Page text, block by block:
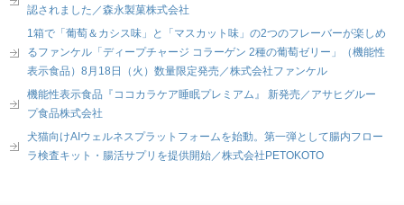
認されました／森永製菓株式会社
1箱で「葡萄＆カシス味」と「マスカット味」の2つのフレーバーが楽しめ
るファンケル「ディープチャージ コラーゲン 2種の葡萄ゼリー」（機能性
表示食品）8月18日（火）数量限定発売／株式会社ファンケル
機能性表示食品『ココカラケア睡眠プレミアム』 新発売／アサヒグルー
プ食品株式会社
犬猫向けAIウェルネスプラットフォームを始動。第一弾として腸内フロー
ラ検査キット・腸活サプリを提供開始／株式会社PETOKOTO